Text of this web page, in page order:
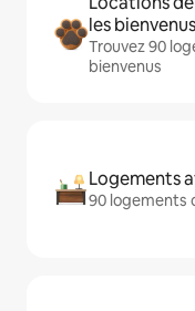
les bienvenus
Trouvez 90
bienvenus
Logements
90 logements